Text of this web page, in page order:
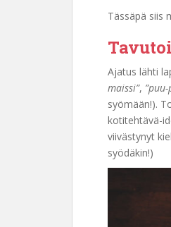
Tässäpä siis
Ajatus lähti
maissi”,
syömään!).
kotitehtävä-
viivästynyt
syödäkin!)